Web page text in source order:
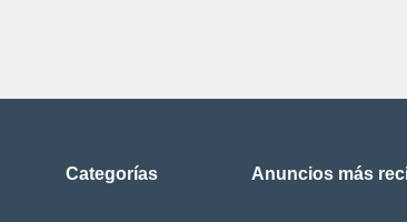
Categorías Anuncios más